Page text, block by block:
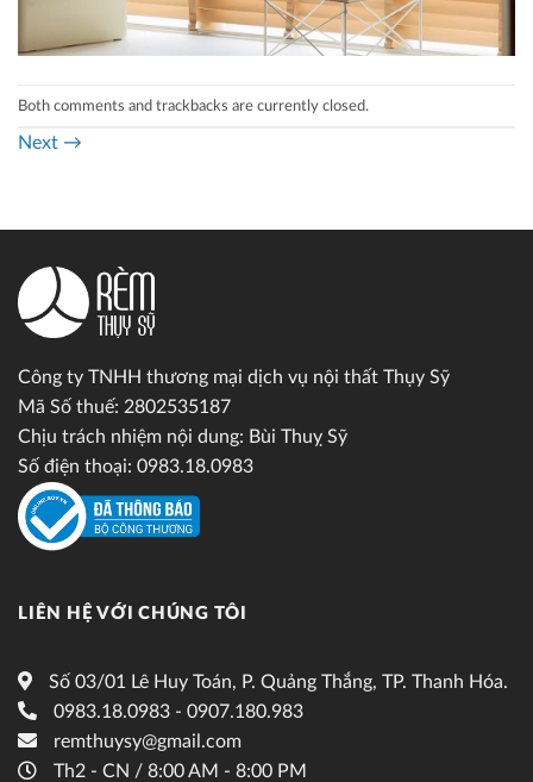
Both comments and trackbacks are currently closed.
Next →
Công ty TNHH thương mại dịch vụ nội thất Thụy Sỹ
Mã Số thuế: 2802535187
Chịu trách nhiệm nội dung: Bùi Thuỵ Sỹ
Số điện thoại: 0983.18.0983
LIÊN HỆ VỚI CHÚNG TÔI
Số 03/01 Lê Huy Toán, P. Quảng Thắng, TP. Thanh Hóa.
0983.18.0983 - 0907.180.983
remthuysy@gmail.com
Th2 - CN / 8:00 AM - 8:00 PM